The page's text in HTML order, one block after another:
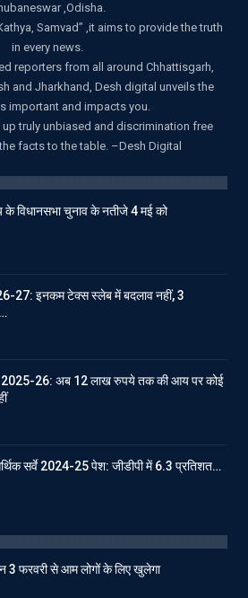
,Odisha.
Samvad” ,it aims to provide the truth
in every news.
reporters from all around Chhattisgarh,
and Jharkhand, Desh digital unveils the
important and impacts you.
truly unbiased and discrimination free
facts to the table. –Desh Digital
के विधानसभा चुनाव के नतीजे 4 मई को
27: इनकम टेक्स स्लेब में बदलाव नहीं, 3
26: अब 12 लाख रुपये तक की आय पर कोई
सर्वे 2024-25 पेश: जीडीपी में 6.3 प्रतिशत…
3 फरवरी से आम लोगों के लिए खुलेगा